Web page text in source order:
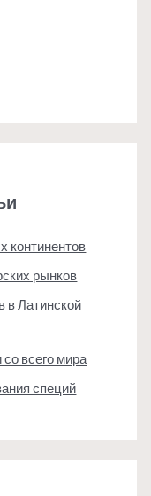
континентов
рынков
в Латинской
всего мира
специй